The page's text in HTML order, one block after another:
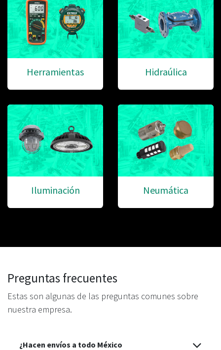
Herramientas Hidraúlica
Iluminación Neumática
Preguntas frecuentes
Estas son algunas de las preguntas comunes sobre
nuestra empresa.
¿Hacen envíos a todo México